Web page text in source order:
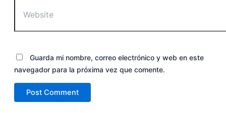
Guarda mi nombre, correo electrónico y web en este
navegador para la próxima vez que comente.